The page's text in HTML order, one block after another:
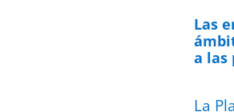
Las
a las
La